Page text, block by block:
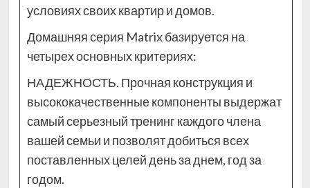
условиях своих квартир и домов.
Домашняя серия Matrix базируется на
четырех основных критериях:
НАДЕЖНОСТЬ. Прочная конструкция и
высококачественные компоненты выдержат
самый серьезный тренинг каждого члена
вашей семьи и позволят добиться всех
поставленных целей день за днем, год за
годом.